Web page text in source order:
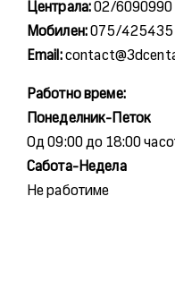
Централа:02/6090990
Мобилен:075/425435
Email:
Работно време:
Понеделник-Петок
Од 09:00 до 18:00
Сабота-Недела
Не работиме